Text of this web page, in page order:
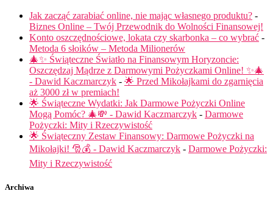
Jak zacząć zarabiać online, nie mając własnego produktu? -
Biznes Online – Twój Przewodnik do Wolności Finansowej!
Konto oszczędnościowe, lokata czy skarbonka – co wybrać -
Metoda 6 słoików – Metoda Milionerów
🎄✨ Świąteczne Światło na Finansowym Horyzoncie:
Oszczędzaj Mądrze z Darmowymi Pożyczkami Online! ✨🎄
- Dawid Kaczmarczyk - 🌟 Przed Mikołajkami do zgarnięcia
aż 3000 zł w premiach!
🌟 Świąteczne Wydatki: Jak Darmowe Pożyczki Online
Mogą Pomóc? 🎄💸 - Dawid Kaczmarczyk - Darmowe
Pożyczki: Mity i Rzeczywistość
🌟 Świąteczny Zestaw Finansowy: Darmowe Pożyczki na
Mikołajki! 🎅💰 - Dawid Kaczmarczyk - Darmowe Pożyczki:
Mity i Rzeczywistość
Archiwa